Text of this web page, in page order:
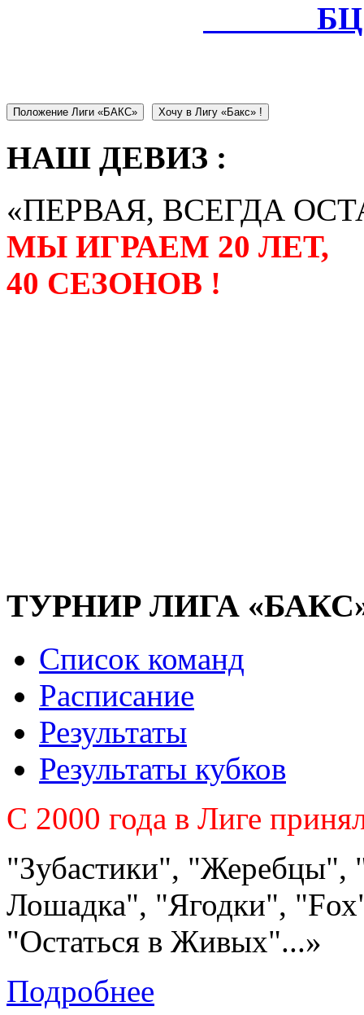
БЦ
Положение Лиги «БАКС» Хочу в Лигу «Бакс» !
НАШ ДЕВИЗ :
«ПЕРВАЯ, ВСЕГДА
МЫ ИГРАЕМ 20 ЛЕТ,
40 СЕЗОНОВ !
ТУРНИР ЛИГА
Список команд
Расписание
Результаты
Результаты кубков
C 2000 года в Лиге
"Зубастики", "Жеребцы",
Лошадка", "Ягодки",
"Остаться в Живых"...»
Подробнее